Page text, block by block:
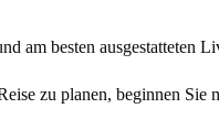
am besten ausgestatteten
zu planen, beginnen Sie